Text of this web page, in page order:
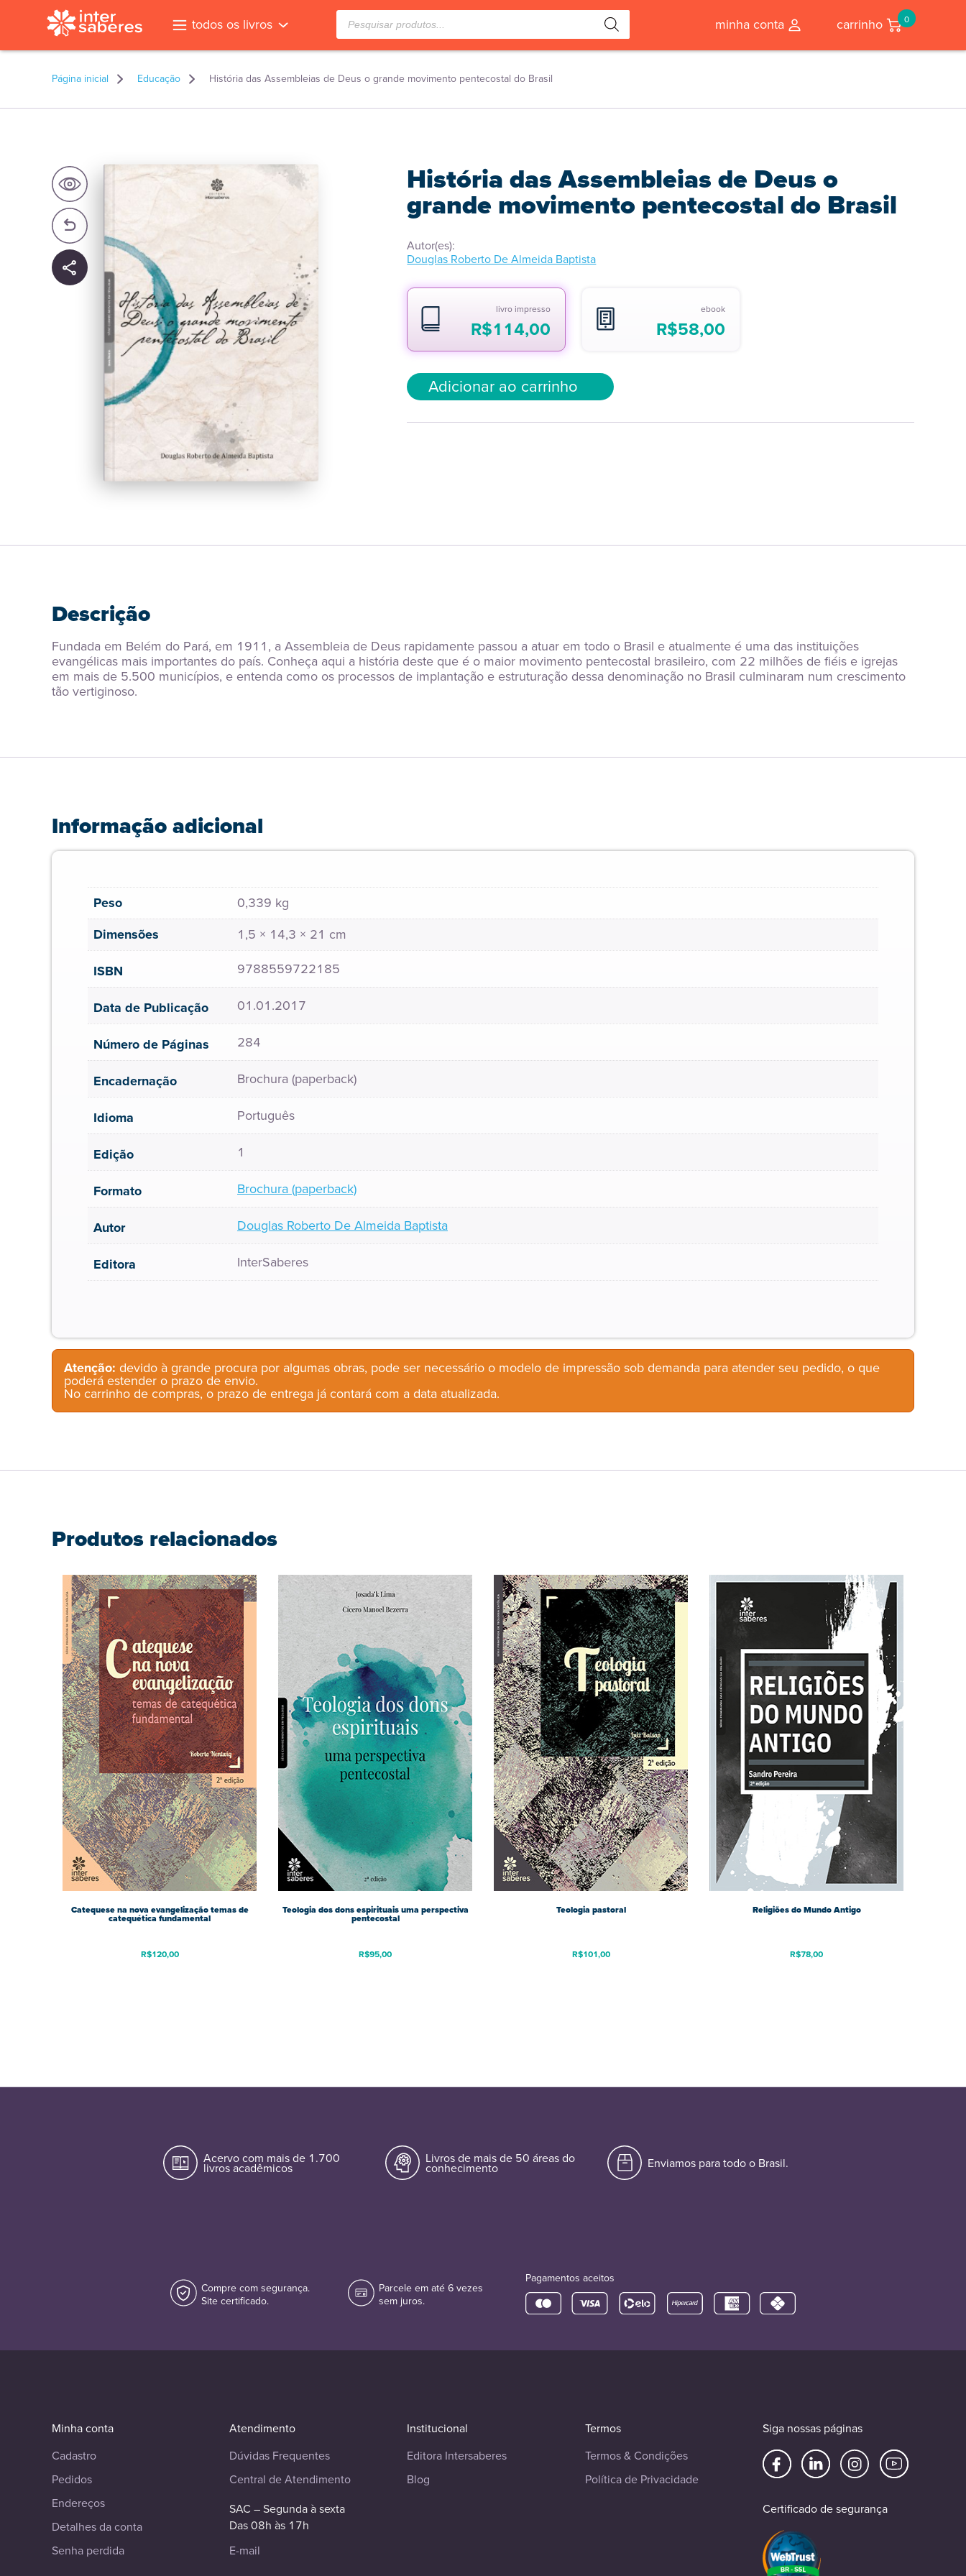
todos os livros Pesquisar
produtos minha conta carrinho 0
Página inicial Educação História das Assembleias de Deus o grande movimento pentecostal do Brasil
História das Assembleias de Deus o
grande movimento pentecostal do Brasil
Autor(es):
Douglas Roberto De Almeida Baptista
livro impresso
R$114,00
ebook
R$58,00
Adicionar ao carrinho
Descrição
Fundada em Belém do Pará, em 1911, a Assembleia de Deus rapidamente passou a atuar em todo o Brasil e atualmente é uma das instituições
evangélicas mais importantes do país. Conheça aqui a história deste que é o maior movimento pentecostal brasileiro, com 22 milhões de fiéis e igrejas
em mais de 5.500 municípios, e entenda como os processos de implantação e estruturação dessa denominação no Brasil culminaram num crescimento
tão vertiginoso.
Informação adicional
Peso
0,339 kg
Dimensões
1,5 × 14,3 × 21 cm
ISBN
9788559722185
Data de Publicação 01.01.2017
Número de Páginas 284
Encadernação Brochura (paperback)
Idioma Português
Edição 1
Formato Brochura (paperback)
Autor Douglas Roberto De Almeida Baptista
Editora InterSaberes
Atenção: devido à grande procura por algumas obras, pode ser necessário o modelo de impressão sob demanda para atender seu pedido, o que
poderá estender o prazo de envio.
No carrinho de compras, o prazo de entrega já contará com a data atualizada.
Produtos relacionados
Catequese na nova evangelização temas de
catequética fundamental
R$120,00
Teologia dos dons espirituais uma perspectiva
pentecostal
R$95,00
Teologia pastoral
R$101,00
Religiões do Mundo Antigo
R$78,00
Acervo com mais de 1.700
livros acadêmicos
Livros de mais de 50 áreas do
conhecimento Enviamos para todo o Brasil.
Compre com segurança.
Site certificado.
Parcele em até 6 vezes
sem juros.
Pagamentos aceitos
Minha conta
Cadastro
Pedidos
Endereços
Detalhes da conta
Senha perdida
Atendimento
Dúvidas Frequentes
Central de Atendimento
SAC – Segunda à sexta
Das 08h às 17h
E-mail
Institucional
Editora Intersaberes
Blog
Termos
Termos & Condições
Política de Privacidade
Siga nossas páginas
Certificado de segurança